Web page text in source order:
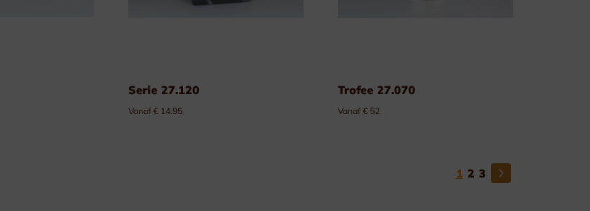
Serie 27.120
Vanaf € 14.95
Trofee 27.070
Vanaf € 52
1 2 3